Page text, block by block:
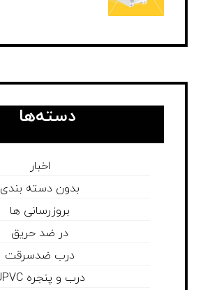
دسته‌ها
اخبار
بدون دسته بندی
بروزرسانی ها
در ضد حریق
درب ضدسرقت
درب و پنجره UPVC